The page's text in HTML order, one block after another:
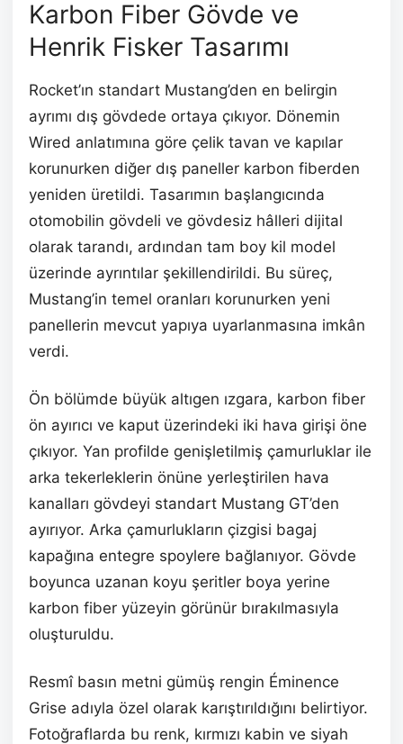
Karbon Fiber Gövde ve
Henrik Fisker Tasarımı
Rocket’ın standart Mustang’den en belirgin
ayrımı dış gövdede ortaya çıkıyor. Dönemin
Wired anlatımına göre çelik tavan ve kapılar
korunurken diğer dış paneller karbon fiberden
yeniden üretildi. Tasarımın başlangıcında
otomobilin gövdeli ve gövdesiz hâlleri dijital
olarak tarandı, ardından tam boy kil model
üzerinde ayrıntılar şekillendirildi. Bu süreç,
Mustang’in temel oranları korunurken yeni
panellerin mevcut yapıya uyarlanmasına imkân
verdi.
Ön bölümde büyük altıgen ızgara, karbon fiber
ön ayırıcı ve kaput üzerindeki iki hava girişi öne
çıkıyor. Yan profilde genişletilmiş çamurluklar ile
arka tekerleklerin önüne yerleştirilen hava
kanalları gövdeyi standart Mustang GT’den
ayırıyor. Arka çamurlukların çizgisi bagaj
kapağına entegre spoylere bağlanıyor. Gövde
boyunca uzanan koyu şeritler boya yerine
karbon fiber yüzeyin görünür bırakılmasıyla
oluşturuldu.
Resmî basın metni gümüş rengin Éminence
Grise adıyla özel olarak karıştırıldığını belirtiyor.
Fotoğraflarda bu renk, kırmızı kabin ve siyah